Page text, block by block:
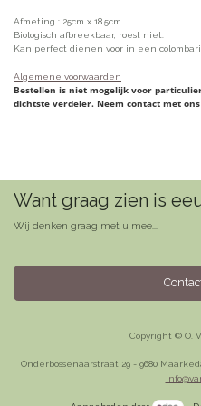
Afmeting : 25cm x 18.5cm.
Biologisch afbreekbaar, roest niet.
Kan perfect dienen voor in een
Algemene voorwaarden
Bestellen is niet mogelijk voor
dichtste verdeler. Neem contact met ons
Want graag zien is
Wij denken graag met u mee...
Copyright © O.
Onderbossenaarstraat 29 - 9680